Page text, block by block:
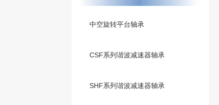
中空旋转平台轴承
CSF系列谐波减速器轴承
SHF系列谐波减速器轴承